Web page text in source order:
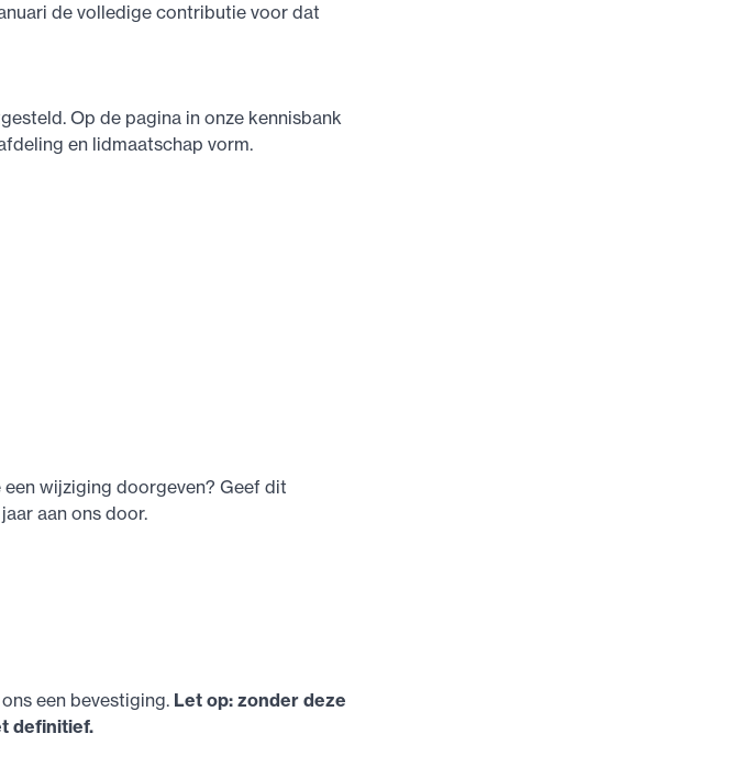
de volledige contributie voor dat
Op de pagina in onze kennisbank
en lidmaatschap vorm.
wijziging doorgeven? Geef dit
aan ons door.
een bevestiging. Let op: zonder deze
definitief.